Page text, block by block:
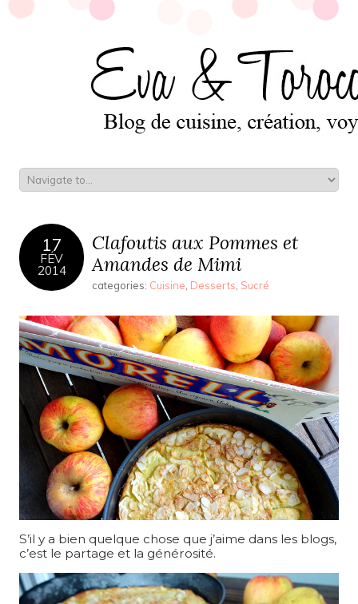
17
FÉV
2014
Clafoutis aux Pommes et
Amandes de Mimi
categories: Cuisine Desserts Sucré
S’il y a bien quelque chose que j’aime dans les blogs,
c’est le partage et la générosité.